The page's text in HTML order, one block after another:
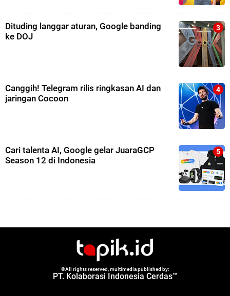
Dituding langgar aturan, Google banding
ke DOJ
Canggih! Telegram rilis ringkasan AI dan
jaringan Cocoon
Cari talenta AI, Google gelar JuaraGCP
Season 12 di Indonesia
©All rights reserved, multimedia published by:
PT. Kolaborasi Indonesia Cerdas™